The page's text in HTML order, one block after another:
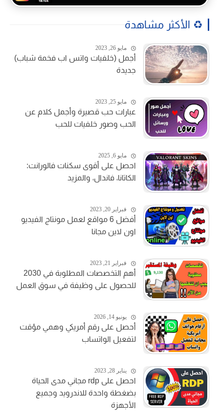
♻️ الأكثر مشاهدة
مايو 26, 2023
أجمل (خلفيات واتس اب فخمة شباب)
جديدة
مايو 25, 2023
عبارات حب قصيرة وأجمل كلام عن
الحب وصور خلفيات للحب
مايو 6, 2025
احصل على أقوى سكنات فالورانت:
الكاتانا، فاندال، والمزيد
فبراير 20, 2023
أفضل 6 مواقع لعمل مونتاج الفيديو
اون لاين مجانا
فبراير 21, 2023
أهم التخصصات المطلوبة في 2030
للحصول على وظيفة في سوق العمل
يونيو 14, 2026
أحصل على رقم أمريكي وهمي مؤقت
لتفعيل الواتساب
يناير 28, 2023
احصل على rdp مجاني مدى الحياة
بضغطة واحدة للاندرويد وجميع
الأجهزة